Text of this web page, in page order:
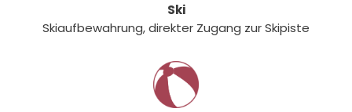
Ski
Skiaufbewahrung, direkter Zugang zur Skipiste